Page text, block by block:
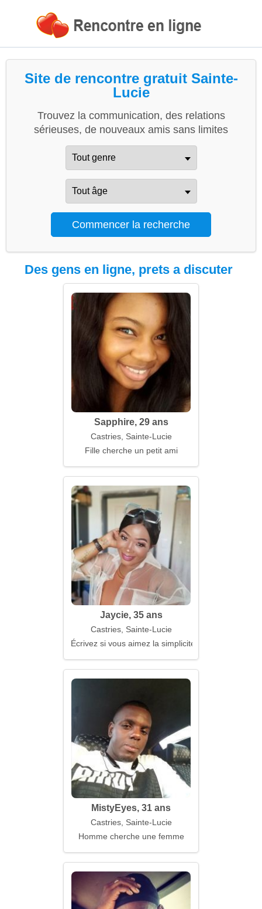
Site de rencontre gratuit Sainte-
Lucie
Trouvez la communication, des relations
sérieuses, de nouveaux amis sans limites
Des gens en ligne, prets a discuter
Sapphire, 29 ans
Castries, Sainte-Lucie
Fille cherche un petit ami
Jaycie, 35 ans
Castries, Sainte-Lucie
Écrivez si vous aimez la simplicité
MistyEyes, 31 ans
Castries, Sainte-Lucie
Homme cherche une femme